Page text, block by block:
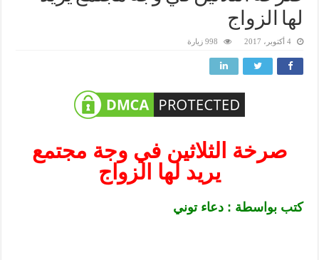
لها الزواج
4 أكتوبر، 2017 998 زيارة
صرخة الثلاثين في وجة مجتمع
يريد لها الزواج
كتب بواسطة : دعاء توني